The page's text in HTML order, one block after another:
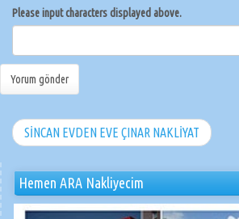
Please input characters displayed above.
SİNCAN EVDEN EVE ÇINAR NAKLİYAT
Hemen ARA Nakliyecim